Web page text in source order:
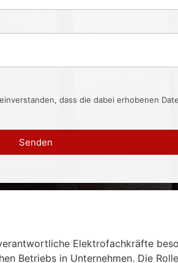
dass die dabei erhobenen
Senden
Elektrofachkräfte
Betriebs in Unternehmen. Die